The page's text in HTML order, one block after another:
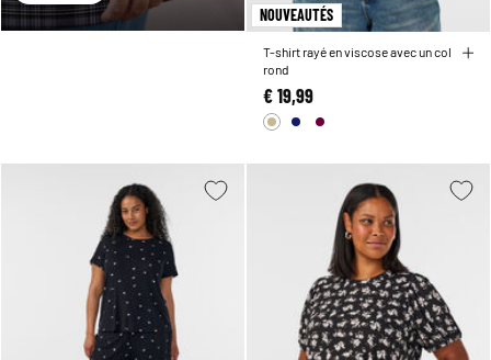
NOUVEAUTÉS
T-shirt rayé en viscose avec un col
rond
€ 19,99